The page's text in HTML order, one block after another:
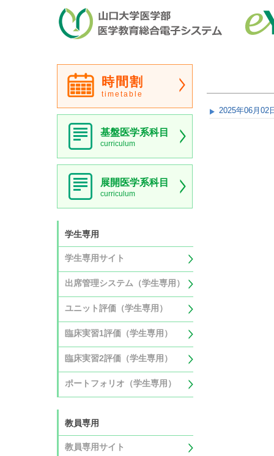
時間割
timetable
基盤医学系科目
curriculum
展開医学系科目
curriculum
学生専用
学生専用サイト
出席管理システム（学生専用）
ユニット評価（学生専用）
臨床実習1評価（学生専用）
臨床実習2評価（学生専用）
ポートフォリオ（学生専用）
教員専用
教員専用サイト
2025年06月02